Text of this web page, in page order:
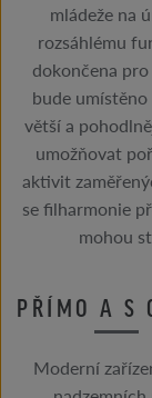
mládeže na
rozsáhlému
dokončena
bude
větší a
umožňovat
aktivit
se filharmonie
mohou
PŘÍMO A S
Moderní